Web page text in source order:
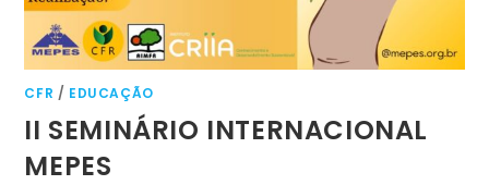
CFR / EDUCAÇÃO
II SEMINÁRIO INTERNACIONAL
MEPES